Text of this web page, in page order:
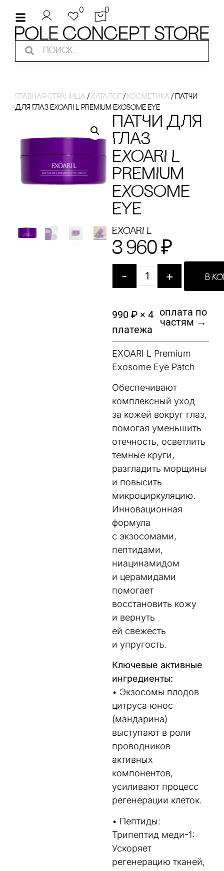
0 0
Главная страница / Каталог / косметика / ПАТЧИ
ДЛЯ ГЛАЗ EXOARI L PREMIUM EXOSOME EYE
ПАТЧИ ДЛЯ
ГЛАЗ
EXOARI L
PREMIUM
EXOSOME
EYE
EXOARI L
3 960 ₽
- + В
990 ₽ × 4
платежа
оплата по
частям →
EXOARI L Premium
Exosome Eye Patch
Обеспечивают
комплексный уход
за кожей вокруг глаз,
помогая уменьшить
отечность, осветлить
темные круги,
разгладить морщины
и повысить
микроциркуляцию.
Инновационная
формула
с экзосомами,
пептидами,
ниацинамидом
и церамидами
помогает
восстановить кожу
и вернуть
ей свежесть
и упругость.
Ключевые активные
ингредиенты:
• Экзосомы плодов
цитруса юнос
(мандарина)
выступают в роли
проводников
активных
компонентов,
усиливают процесс
регенерации клеток.
• Пептиды:
Трипептид меди-1:
Ускоряет
регенерацию тканей,